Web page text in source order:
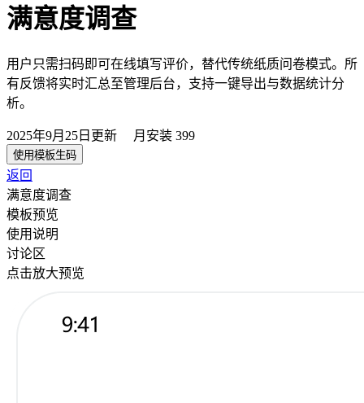
满意度调查
用户只需扫码即可在线填写评价，替代传统纸质问卷模式。所
有反馈将实时汇总至管理后台，支持一键导出与数据统计分
析。
2025年9月25日 更新 月安装 399
使用模板生码
返回
满意度调查
模板预览
使用说明
讨论区
点击放大预览